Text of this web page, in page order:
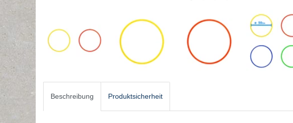
Beschreibung Produktsicherheit